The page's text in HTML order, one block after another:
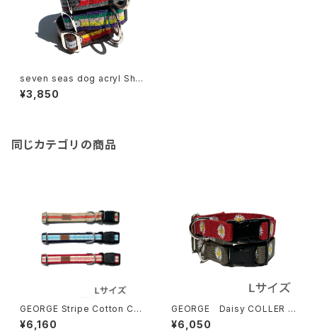
seven seas dog acryl Shor
t Collar セブンシーズドッグ
アクリル ショートカラー 2cm幅
¥3,850
同じカテゴリの商品
GEORGE Stripe Cotton Coll
ar Lサイズ ジョージ ストライ
プ コットンカラー
¥6,160
GEORGE Daisy COLLER L
サイズ ジョージデイジーカラ
ー
¥6,050